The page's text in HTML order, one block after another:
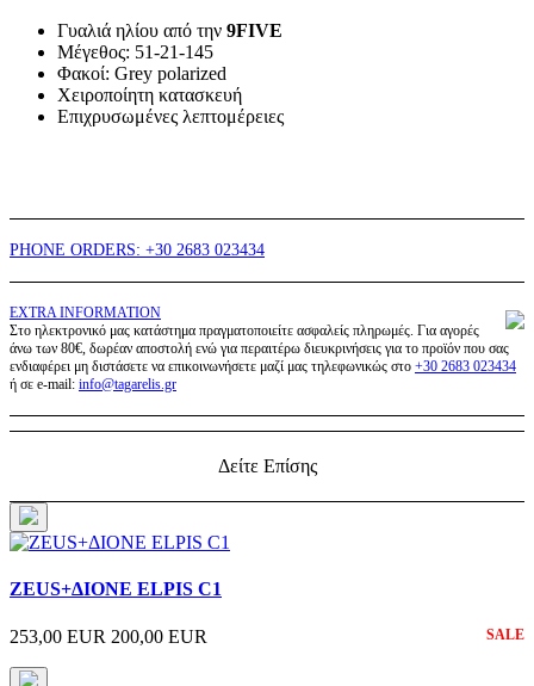
Γυαλιά ηλίου από την 9FIVE
Μέγεθος: 51-21-145
Φακοί: Grey polarized
Χειροποίητη κατασκευή
Επιχρυσωμένες λεπτομέρειες
PHONE ORDERS: +30 2683 023434
EXTRA INFORMATION
Στο ηλεκτρονικό μας κατάστημα πραγματοποιείτε ασφαλείς πληρωμές. Για αγορές
άνω των 80€, δωρέαν αποστολή ενώ για περαιτέρω διευκρινήσεις για το προϊόν που σας
ενδιαφέρει μη διστάσετε να επικοινωνήσετε μαζί μας τηλεφωνικώς στο +30 2683 023434
ή σε e-mail: info@tagarelis.gr
Δείτε Επίσης
ZEUS+ΔIONE ELPIS C1
253,00 EUR 200,00 EUR SALE